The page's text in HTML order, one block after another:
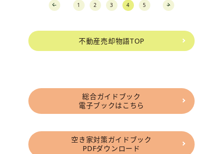
1 2 3 4
5
不動産売却物語TOP
総合ガイドブック
電子ブックはこちら
空き家対策ガイドブック
PDFダウンロード